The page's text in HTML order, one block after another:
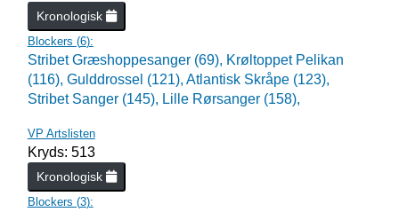
Kronologisk
Blockers (6):
Stribet Græshoppesanger (69), Krøltoppet Pelikan
(116), Gulddrossel (121), Atlantisk Skråpe (123),
Stribet Sanger (145), Lille Rørsanger (158),
VP Artslisten
Kryds: 513
Kronologisk
Blockers (3):